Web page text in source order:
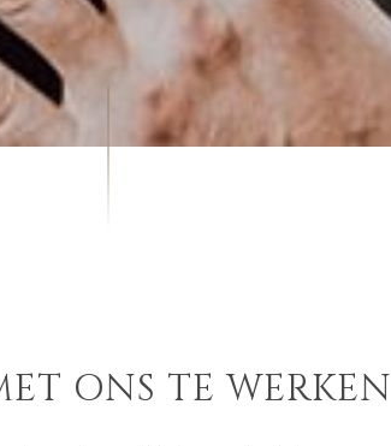
ONS TE WERKEN